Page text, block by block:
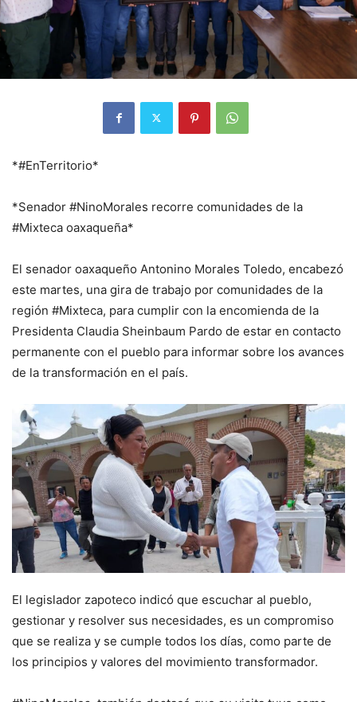
*#EnTerritorio*
*Senador #NinoMorales recorre comunidades de la
#Mixteca oaxaqueña*
El senador oaxaqueño Antonino Morales Toledo, encabezó
este martes, una gira de trabajo por comunidades de la
región #Mixteca, para cumplir con la encomienda de la
Presidenta Claudia Sheinbaum Pardo de estar en contacto
permanente con el pueblo para informar sobre los avances
de la transformación en el país.
El legislador zapoteco indicó que escuchar al pueblo,
gestionar y resolver sus necesidades, es un compromiso
que se realiza y se cumple todos los días, como parte de
los principios y valores del movimiento transformador.